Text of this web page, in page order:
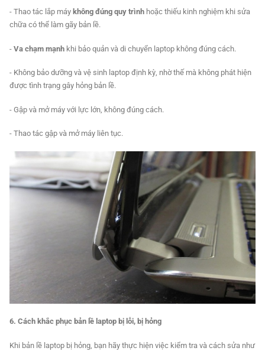
- Thao tác lắp máy không đúng quy trình hoặc thiếu kinh nghiệm khi sửa
chữa có thể làm gãy bản lề.
- Va chạm mạnh khi bảo quản và di chuyển laptop không đúng cách.
- Không bảo dưỡng và vệ sinh laptop định kỳ, nhờ thế mà không phát hiện
được tình trạng gây hỏng bản lề.
- Gập và mở máy với lực lớn, không đúng cách.
- Thao tác gập và mở máy liên tục.
6. Cách khắc phục bản lề laptop bị lỗi, bị hỏng
Khi bản lề laptop bị hỏng, bạn hãy thực hiện việc kiểm tra và cách sửa như